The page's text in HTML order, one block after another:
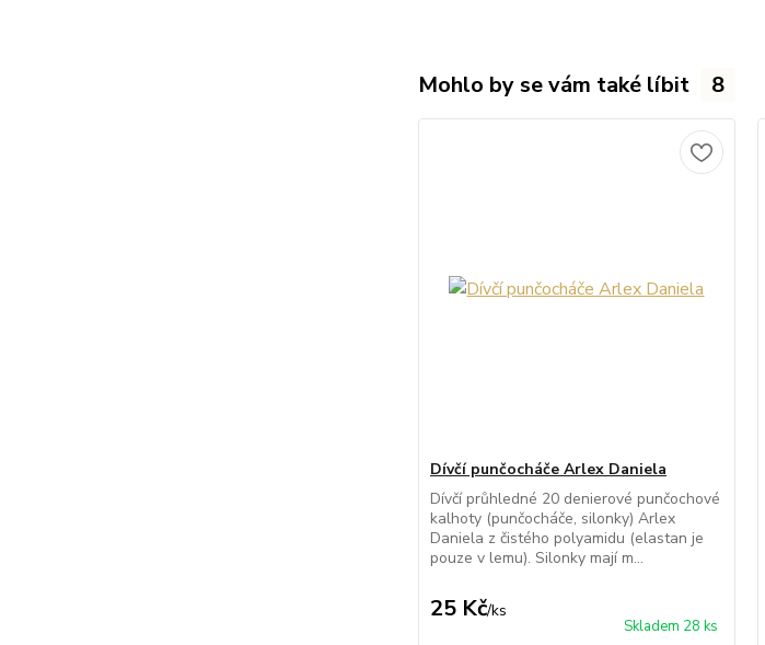
Mohlo by se vám také líbit 8
Dívčí punčocháče Arlex Daniela
Dívčí průhledné 20 denierové punčochové
kalhoty (punčocháče, silonky) Arlex
Daniela z čistého polyamidu (elastan je
pouze v lemu). Silonky mají m...
25 Kč/ks
Skladem 28 ks